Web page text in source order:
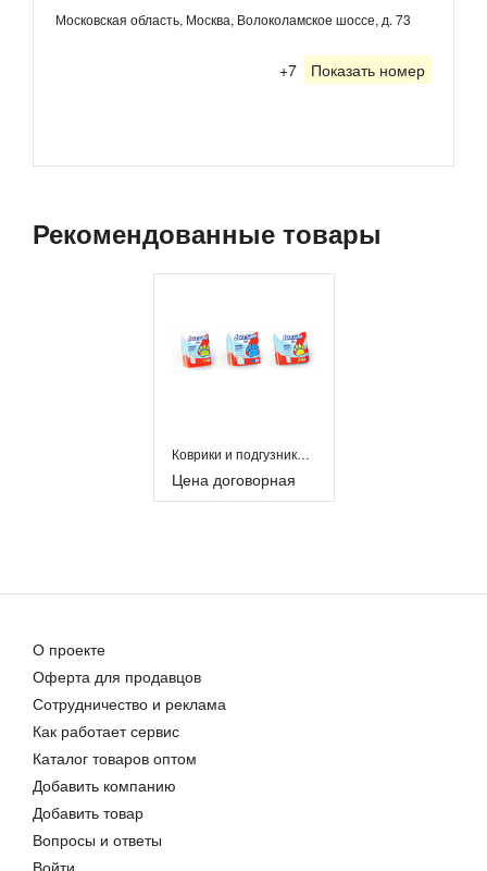
Московская область, Москва, Волоколамское шоссе, д. 73
+7 Показать номер
Рекомендованные товары
Коврики и подгузники для домашних животных
Цена договорная
О проекте
Оферта для продавцов
Сотрудничество и реклама
Как работает сервис
Каталог товаров оптом
Добавить компанию
Добавить товар
Вопросы и ответы
Войти